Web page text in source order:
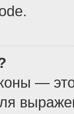
—